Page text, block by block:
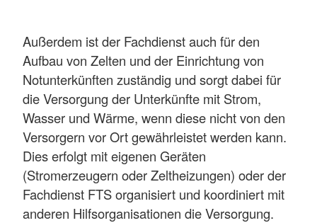
Außerdem ist der Fachdienst auch für den
Aufbau von Zelten und der Einrichtung von
Notunterkünften zuständig und sorgt dabei für
die Versorgung der Unterkünfte mit Strom,
Wasser und Wärme, wenn diese nicht von den
Versorgern vor Ort gewährleistet werden kann.
Dies erfolgt mit eigenen Geräten
(Stromerzeugern oder Zeltheizungen) oder der
Fachdienst FTS organisiert und koordiniert mit
anderen Hilfsorganisationen die Versorgung.